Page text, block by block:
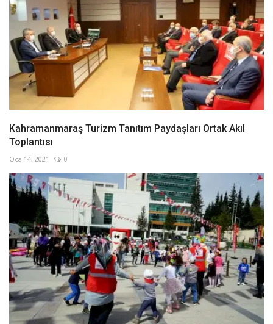
Kahramanmaraş Turizm Tanıtım Paydaşları Ortak Akıl
Toplantısı
Oca 14, 2021 0